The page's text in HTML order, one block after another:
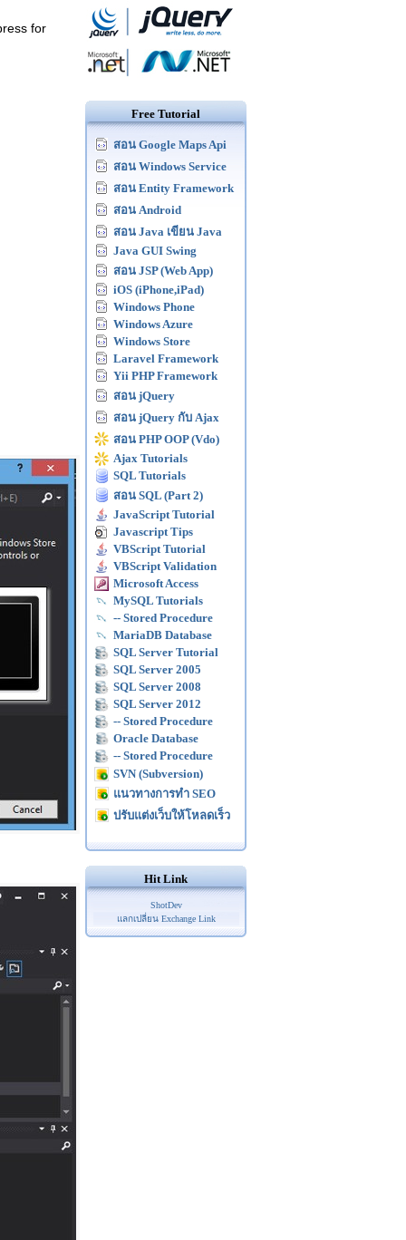
for
Free Tutorial
สอน Google Maps Api
สอน Windows Service
สอน Entity Framework
สอน Android
สอน Java เขียน Java
Java GUI Swing
สอน JSP (Web App)
iOS (iPhone,iPad)
Windows Phone
Windows Azure
Windows Store
Laravel Framework
Yii PHP Framework
สอน jQuery
สอน jQuery กับ Ajax
สอน PHP OOP (Vdo)
Ajax Tutorials
SQL Tutorials
สอน SQL (Part 2)
JavaScript Tutorial
Javascript Tips
VBScript Tutorial
VBScript Validation
Microsoft Access
MySQL Tutorials
-- Stored Procedure
MariaDB Database
SQL Server Tutorial
SQL Server 2005
SQL Server 2008
SQL Server 2012
-- Stored Procedure
Oracle Database
-- Stored Procedure
SVN (Subversion)
แนวทางการทำ SEO
ปรับแต่งเว็บให้โหลดเร็ว
Hit Link
ShotDev
แลกเปลี่ยน Exchange Link